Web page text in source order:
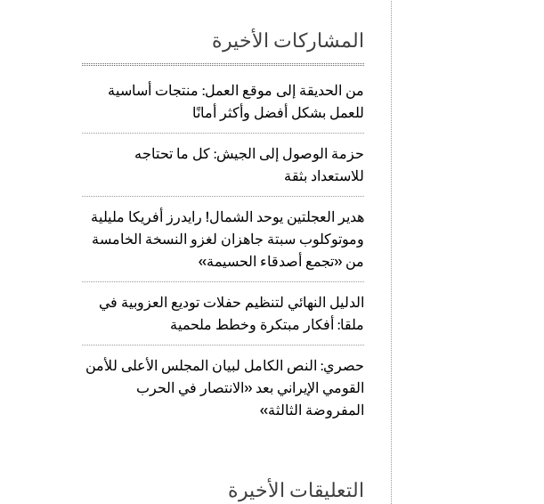
المشاركات الأخيرة
من الحديقة إلى موقع العمل: منتجات أساسية
للعمل بشكل أفضل وأكثر أمانًا
حزمة الوصول إلى الجيش: كل ما تحتاجه
للاستعداد بثقة
هدير العجلتين يوحد الشمال! رايدرز أفريكا مليلية
وموتوكلوب سبتة جاهزان لغزو النسخة الخامسة
من «تجمع أصدقاء الحسيمة»
الدليل النهائي لتنظيم حفلات توديع العزوبية في
ملقا: أفكار مبتكرة وخطط ملحمية
حصري: النص الكامل لبيان المجلس الأعلى للأمن
القومي الإيراني بعد «الانتصار في الحرب
المفروضة الثالثة»
التعليقات الأخيرة